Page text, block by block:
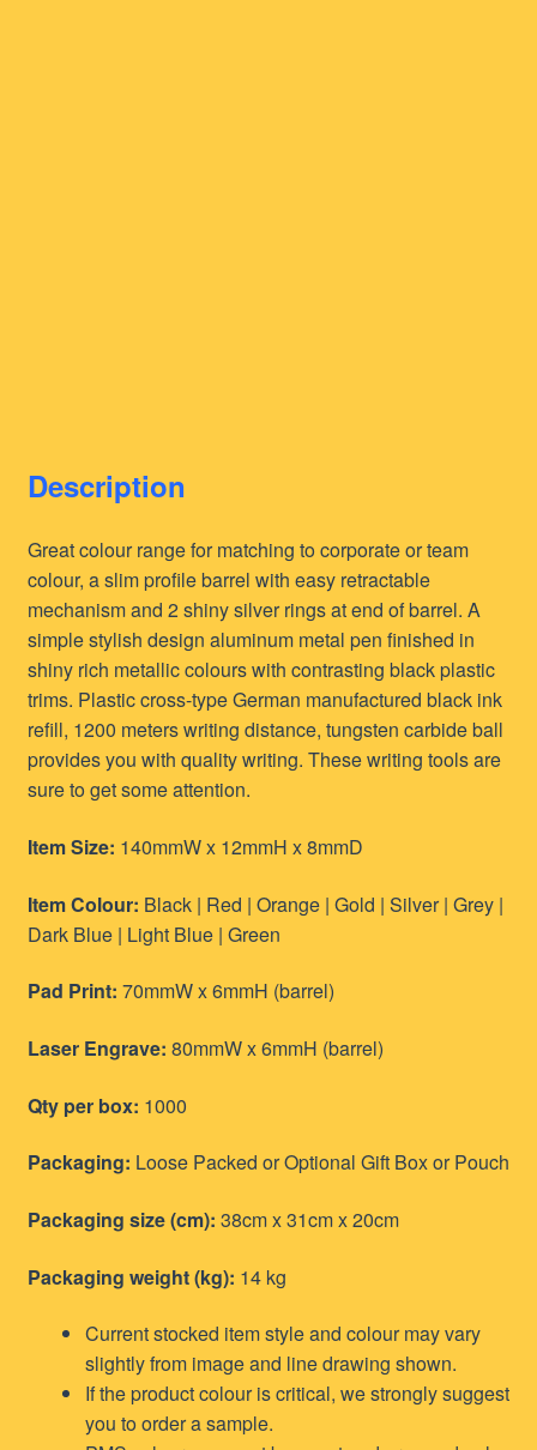
Description
Great colour range for matching to corporate or team
colour, a slim profile barrel with easy retractable
mechanism and 2 shiny silver rings at end of barrel. A
simple stylish design aluminum metal pen finished in
shiny rich metallic colours with contrasting black plastic
trims. Plastic cross-type German manufactured black ink
refill, 1200 meters writing distance, tungsten carbide ball
provides you with quality writing. These writing tools are
sure to get some attention.
Item Size: 140mmW x 12mmH x 8mmD
Item Colour: Black | Red | Orange | Gold | Silver | Grey |
Dark Blue | Light Blue | Green
Pad Print: 70mmW x 6mmH (barrel)
Laser Engrave: 80mmW x 6mmH (barrel)
Qty per box: 1000
Packaging: Loose Packed or Optional Gift Box or Pouch
Packaging size (cm): 38cm x 31cm x 20cm
Packaging weight (kg): 14 kg
Current stocked item style and colour may vary
slightly from image and line drawing shown.
If the product colour is critical, we strongly suggest
you to order a sample.